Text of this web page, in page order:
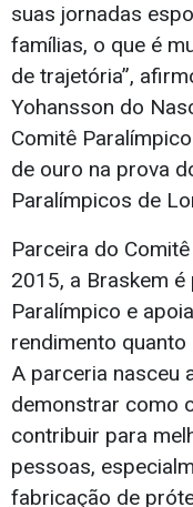
suas jornadas
famílias, o que é
de trajetória”,
Yohansson do
Comitê
de ouro na prova
Paralímpicos de
Parceira do
2015, a Braskem
Paralímpico e
rendimento
A parceria nasceu
demonstrar como
contribuir para
pessoas,
fabricação de